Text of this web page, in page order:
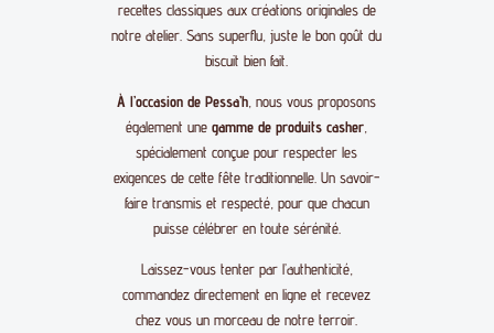
recettes classiques aux créations originales de
notre atelier. Sans superflu, juste le bon goût du
biscuit bien fait.
À l’occasion de Pessa’h , nous vous proposons
également unegamme de produits casher
spécialement conçue pour respecter les
exigences de cette fête traditionnelle. Un savoir-
faire transmis et respecté, pour que chacun
puisse célébrer en toute sérénité.
Laissez-vous tenter par l’authenticité,
commandez directement en ligne et recevez
chez vous un morceau de notre terroir.